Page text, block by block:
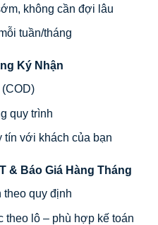
không cần đợi lâu
tuần/tháng
Ký Nhận
quy trình
tín với khách của bạn
& Báo Giá Hàng Tháng
theo quy định
theo lô – phù hợp kế toán